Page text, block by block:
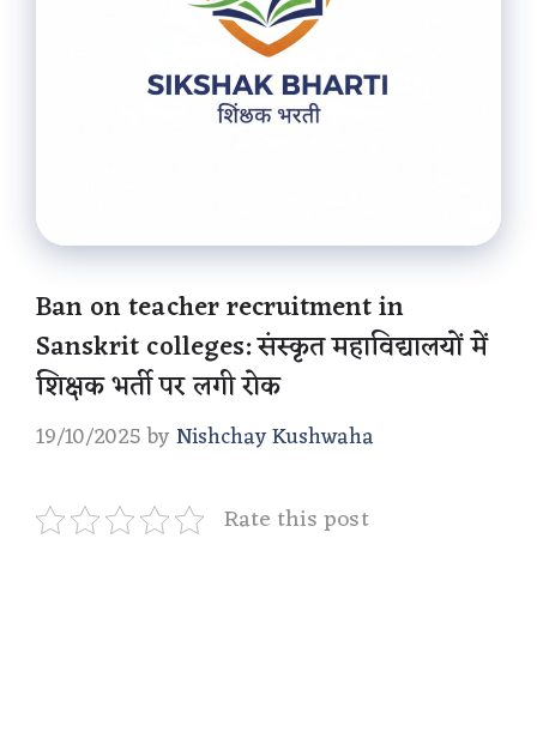
Ban on teacher recruitment in
Sanskrit colleges: संस्कृत महाविद्यालयों में
शिक्षक भर्ती पर लगी रोक
19/10/2025 byNishchay Kushwaha
Rate this post